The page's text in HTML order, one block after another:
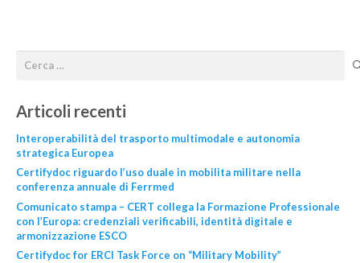
Articoli recenti
Interoperabilità del trasporto multimodale e autonomia
strategica Europea
Certifydoc riguardo l’uso duale in mobilita militare nella
conferenza annuale di Ferrmed
Comunicato stampa – CERT collega la Formazione Professionale
con l’Europa: credenziali verificabili, identità digitale e
armonizzazione ESCO
Certifydoc for ERCI Task Force on “Military Mobility”